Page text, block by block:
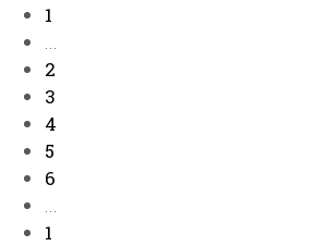
1
...
2
3
4
5
6
...
1